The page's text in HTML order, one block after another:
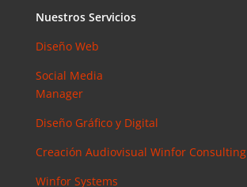
Nuestros Servicios
Diseño Web
Social Media
Manager
Diseño Gráfico y Digital
Creación Audiovisual Winfor Consulting
Winfor Systems